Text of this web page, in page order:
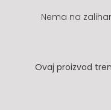
Nema na
Ovaj proizvod